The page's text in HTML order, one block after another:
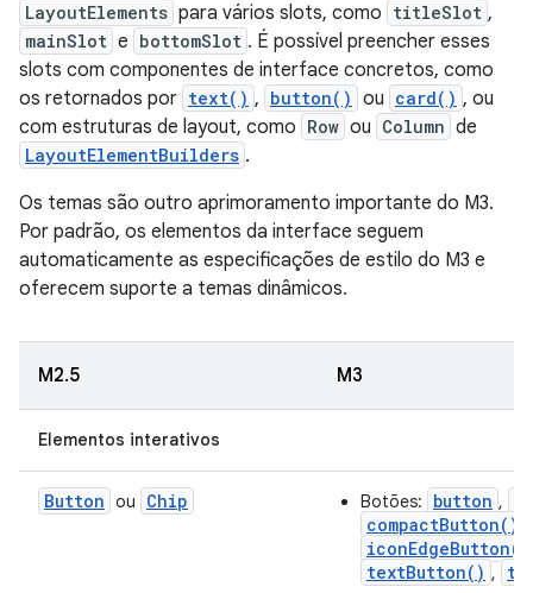
LayoutElements para vários slots, como titleSlot ,
mainSlot e bottomSlot . É possível preencher esses
slots com componentes de interface concretos, como
os retornados por text() , button() ou card() , ou
com estruturas de layout, como Row ou Column de
LayoutElementBuilders .
Os temas são outro aprimoramento importante do M3.
Por padrão, os elementos da interface seguem
automaticamente as especificações de estilo do M3 e
oferecem suporte a temas dinâmicos.
M2.5 M3
Elementos interativos
Button ou Chip Botões: button ,
compactButton()
iconEdgeButton()
textButton() ,